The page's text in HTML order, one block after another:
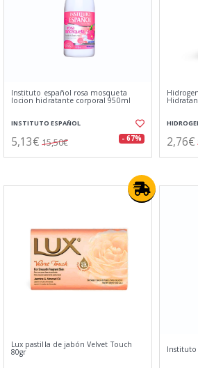
Instituto español rosa mosqueta
locion hidratante corporal 950ml
INSTITUTO ESPAÑOL
5,13€ 15,50€ - 67% 2,76€
Lux pastilla de jabón Velvet Touch
80gr Instituto